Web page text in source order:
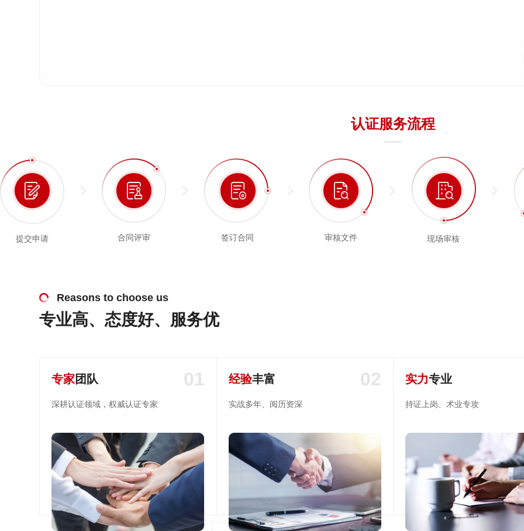
认证服务流程
提交申请 合同评审 签订合同 审核文件 现场审核
Reasons to choose us
专业高、态度好、服务优
专家团队 01
深耕认证领域，权威认证专家
经验丰富 02
实战多年、阅历资深
实力专业
持证上岗、术业专攻